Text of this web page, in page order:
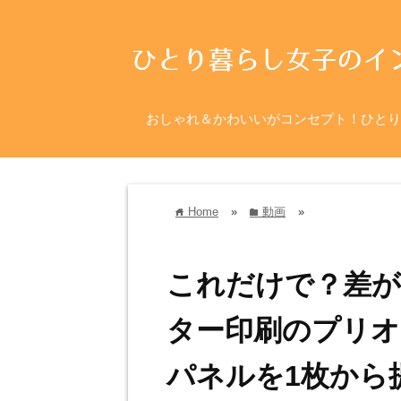
おしゃれ＆かわいいがコンセプト！ひと
home Home » folder 動画 »
これだけで？差
ター印刷のプリ
パネルを1枚から